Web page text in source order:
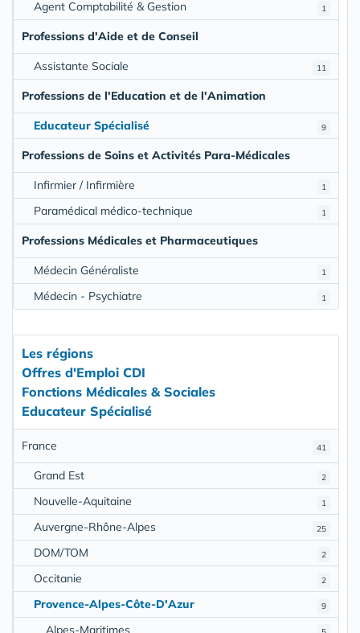
1
Agent Comptabilité & Gestion
Professions d'Aide et de Conseil
11
Assistante Sociale
Professions de l'Education et de l'Animation
9
Educateur Spécialisé
Professions de Soins et Activités Para-Médicales
1
Infirmier / Infirmière
1
Paramédical médico-technique
Professions Médicales et Pharmaceutiques
1
Médecin Généraliste
1
Médecin - Psychiatre
Les régions
Offres d'Emploi CDI
Fonctions Médicales & Sociales
Educateur Spécialisé
41
France
2
Grand Est
1
Nouvelle-Aquitaine
25
Auvergne-Rhône-Alpes
2
DOM/TOM
2
Occitanie
9
Provence-Alpes-Côte-D'Azur
Alpes-Maritimes